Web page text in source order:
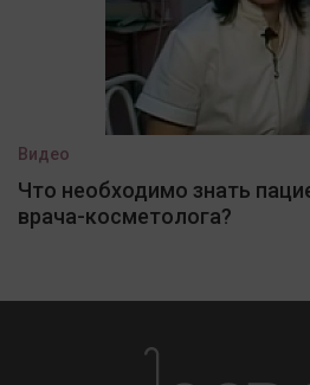
Видео
Что необходимо знать
врача-косметолога?